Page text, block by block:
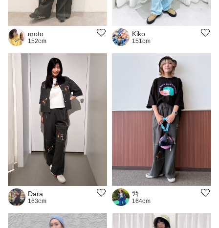
moto
152cm
Kiko
151cm
Dara
163cm
ﾂｷ
164cm